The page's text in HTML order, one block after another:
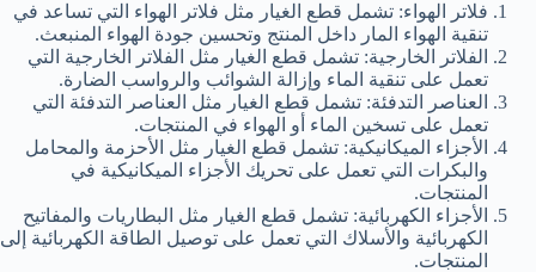
فلاتر الهواء: تشمل قطع الغيار مثل فلاتر الهواء التي تساعد في
تنقية الهواء المار داخل المنتج وتحسين جودة الهواء المنبعث.
الفلاتر الخارجية: تشمل قطع الغيار مثل الفلاتر الخارجية التي
تعمل على تنقية الماء وإزالة الشوائب والرواسب الضارة.
العناصر التدفئة: تشمل قطع الغيار مثل العناصر التدفئة التي
تعمل على تسخين الماء أو الهواء في المنتجات.
الأجزاء الميكانيكية: تشمل قطع الغيار مثل الأحزمة والمحامل
والبكرات التي تعمل على تحريك الأجزاء الميكانيكية في
المنتجات.
الأجزاء الكهربائية: تشمل قطع الغيار مثل البطاريات والمفاتيح
الكهربائية والأسلاك التي تعمل على توصيل الطاقة الكهربائية إلى
المنتجات.